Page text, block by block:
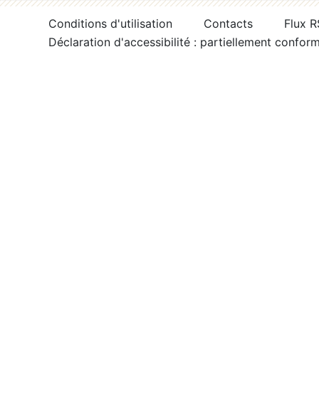
Conditions d'utilisation Contacts
Flux
Déclaration d'accessibilité : partiellement